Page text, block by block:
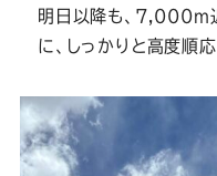
明日以降も、7,000m
に、しっかりと高度順